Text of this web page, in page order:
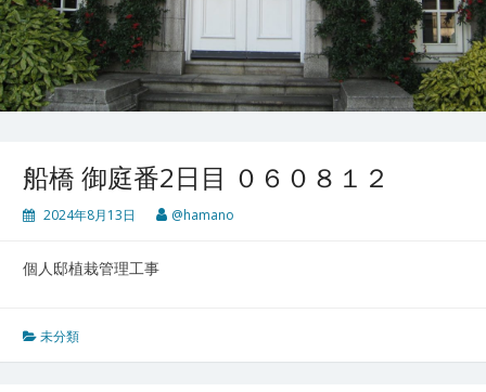
船橋 御庭番2日目 ０６０８１２
2024年8月13日 @hamano
個人邸植栽管理工事
未分類